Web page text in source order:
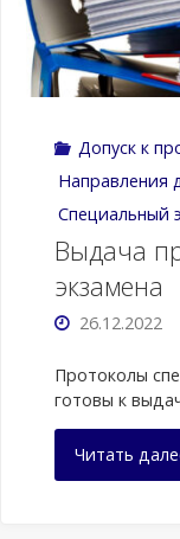
Допуск к
Направления
Специальный
Выдача
экзамена
26.12.2022
Протоколы
готовы к
Читать